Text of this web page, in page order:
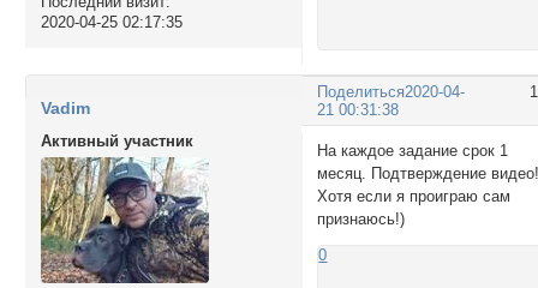
2020-04-25 02:17:35
Поделиться2020-04-
21 00:31:38
Vadim
Активный участник
На каждое задание срок 1
месяц. Подтверждение
Хотя если я проиграю сам
признаюсь!)
0